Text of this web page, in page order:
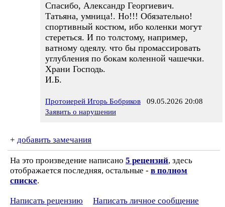
Спасибо, Александр Георгиевич.
Татьяна, умница!. Но!!! Обязательно!
спортивный костюм, ибо коленки могут
стереться. И по толстому, например,
ватному одеялу. что бы промассировать
углубления по бокам коленной чашечки.
Храни Господь.
И.Б.
Протоиерей Игорь Бобриков 09.05.2026 20:08
Заявить о нарушении
+ добавить замечания
На это произведение написано 5 рецензий, здесь
отображается последняя, остальные - в полном
списке.
Написать рецензию
Написать личное сообщение